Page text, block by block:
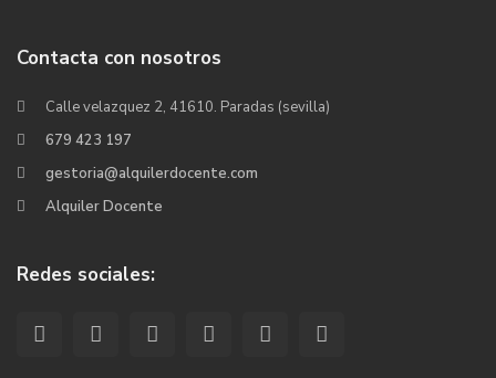
Contacta con nosotros
Calle velazquez 2, 41610. Paradas (sevilla)
679 423 197
gestoria@alquilerdocente.com
Alquiler Docente
Redes sociales: